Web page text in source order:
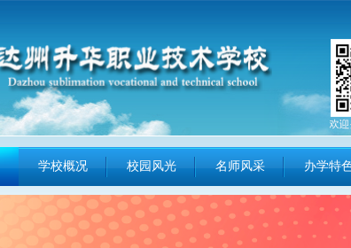
学校概况 校园风光 名师风采 办学特